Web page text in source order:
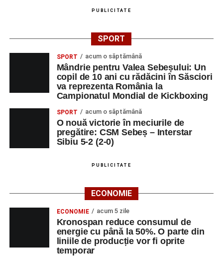
PUBLICITATE
SPORT
SPORT acum o săptămână
Mândrie pentru Valea Sebeșului: Un
copil de 10 ani cu rădăcini în Săsciori
va reprezenta România la
Campionatul Mondial de Kickboxing
SPORT acum o săptămână
O nouă victorie în meciurile de
pregătire: CSM Sebeș – Interstar
Sibiu 5-2 (2-0)
PUBLICITATE
ECONOMIE
ECONOMIE acum 5 zile
Kronospan reduce consumul de
energie cu până la 50%. O parte din
liniile de producție vor fi oprite
temporar